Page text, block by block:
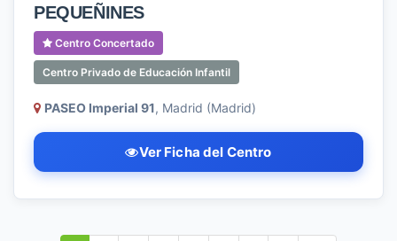
PEQUEÑINES
Centro Concertado
Centro Privado de Educación Infantil
PASEO Imperial 91, Madrid (Madrid)
Ver Ficha del Centro